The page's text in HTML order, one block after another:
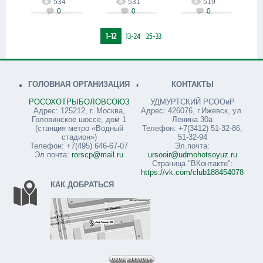
534
0
с лугов
531
0
519
0
1-12 13-24 25-33
ГОЛОВНАЯ ОРГАНИЗАЦИЯ
РОСОХОТРЫБОЛОВСОЮЗ
Адрес: 125212, г. Москва,
Головинское шоссе, дом 1
(станция метро «Водный
стадион»)
Телефон: +7(495) 646-67-07
Эл.почта: rorscp@mail.ru
КОНТАКТЫ
УДМУРТСКИЙ РСООиР
Адрес: 426076, г.Ижевск, ул.
Ленина 30а
Телефон: +7(3412) 51-32-86,
51-32-94
Эл.почта:
ursooir@udmohotsoyuz.ru
Страница "ВКонтакте":
https://vk.com/club188454078
КАК ДОБРАТЬСЯ